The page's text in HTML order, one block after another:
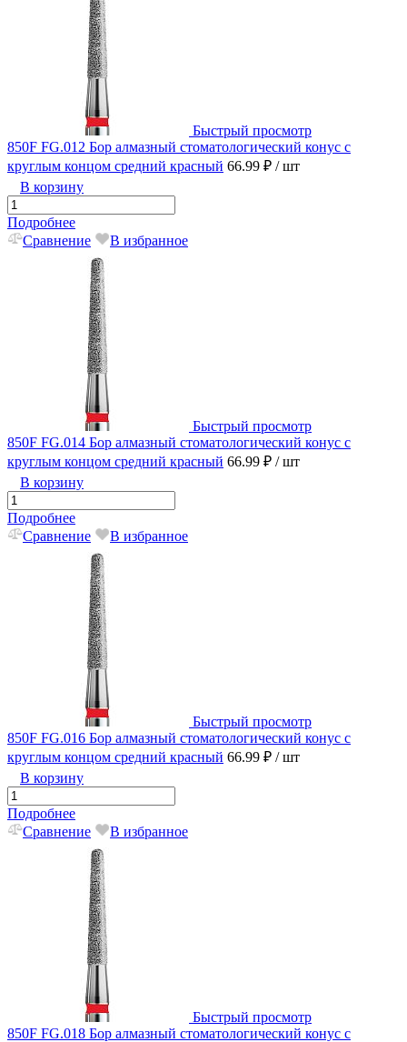
Быстрый просмотр
850F FG.012 Бор алмазный стоматологический конус с
круглым концом средний красный 66.99 ₽ / шт
В корзину
Подробнее
Сравнение
В избранное
Быстрый просмотр
850F FG.014 Бор алмазный стоматологический конус с
круглым концом средний красный 66.99 ₽ / шт
В корзину
Подробнее
Сравнение
В избранное
Быстрый просмотр
850F FG.016 Бор алмазный стоматологический конус с
круглым концом средний красный 66.99 ₽ / шт
В корзину
Подробнее
Сравнение
В избранное
Быстрый просмотр
850F FG.018 Бор алмазный стоматологический конус с